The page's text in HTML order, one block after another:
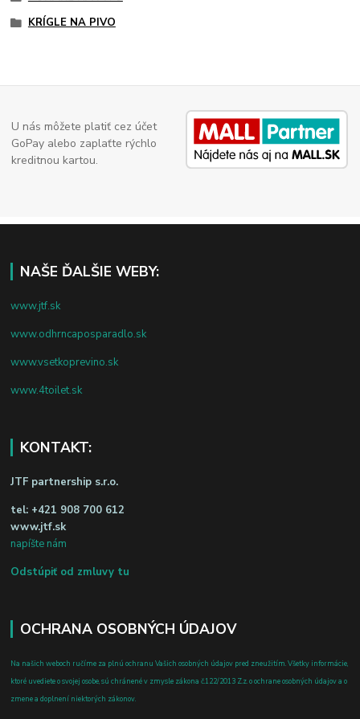
KRÍGLE NA PIVO
U nás môžete platiť cez účet
GoPay alebo zaplaťte rýchlo
kreditnou kartou.
NAŠE ĎALŠIE WEBY:
www.jtf.sk
www.odhrncaposparadlo.sk
www.vsetkoprevino.sk
www.4toilet.sk
KONTAKT:
JTF partnership s.r.o.
tel: +421 908 700 612
www.jtf.sk
napíšte nám
Odstúpiť od zmluvy tu
OCHRANA OSOBNÝCH ÚDAJOV
Na našich weboch ručíme za plnú ochranu Vašich osobných údajov pred zneužitím. Všetky informácie,
ktoré uvediete o svojej osobe, sú chránené v zmysle zákona č.122/2013 Z.z. o ochrane osobných údajov a o
zmene a doplnení niektorých zákonov.